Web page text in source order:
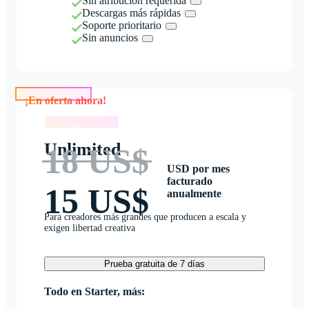
Descargas más rápidas
Soporte prioritario
Sin anuncios
Unlimited
18 US$
15 US$
USD por mes
facturado
anualmente
Para creadores más grandes que producen a escala y
exigen libertad creativa
Prueba gratuita de 7 días
Todo en Starter, más: